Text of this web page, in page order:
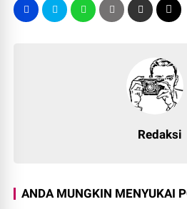
Redaksi
ANDA MUNGKIN MENYUKAI